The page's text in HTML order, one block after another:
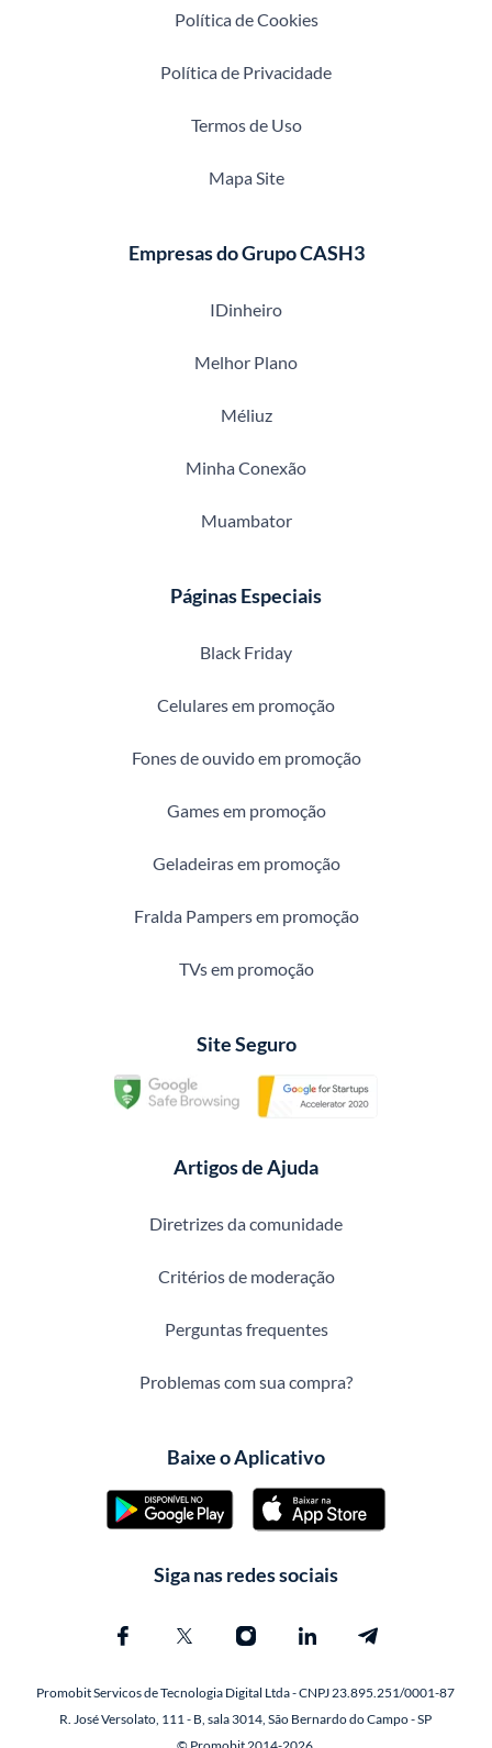
Política de Cookies
Política de Privacidade
Termos de Uso
Mapa Site
Empresas do Grupo CASH3
IDinheiro
Melhor Plano
Méliuz
Minha Conexão
Muambator
Páginas Especiais
Black Friday
Celulares em promoção
Fones de ouvido em promoção
Games em promoção
Geladeiras em promoção
Fralda Pampers em promoção
TVs em promoção
Site Seguro
Artigos de Ajuda
Diretrizes da comunidade
Critérios de moderação
Perguntas frequentes
Problemas com sua compra?
Baixe o Aplicativo
Siga nas redes sociais
Promobit Servicos de Tecnologia Digital Ltda - CNPJ 23.895.251/0001-87
R. José Versolato, 111 - B, sala 3014, São Bernardo do Campo - SP